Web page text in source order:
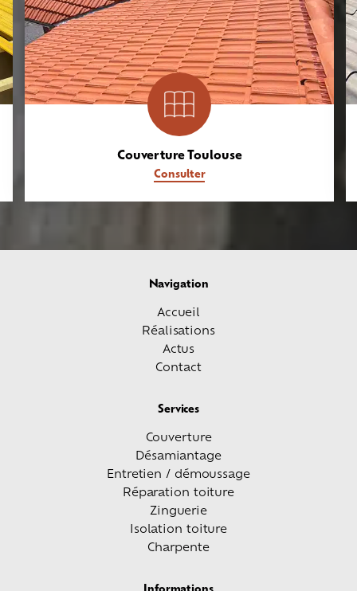
Couverture Toulouse
Consulter
Navigation
Accueil
Réalisations
Actus
Contact
Services
Couverture
Désamiantage
Entretien / démoussage
Réparation toiture
Zinguerie
Isolation toiture
Charpente